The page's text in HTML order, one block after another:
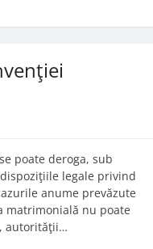
poate deroga, sub
legale privind
anume prevăzute
matrimonială nu poate
autorităţii…